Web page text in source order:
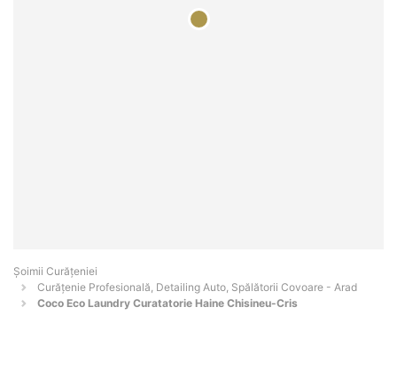
Șoimii Curățeniei
Curățenie Profesională, Detailing Auto, Spălătorii Covoare - Arad
Coco Eco Laundry Curatatorie Haine Chisineu-Cris